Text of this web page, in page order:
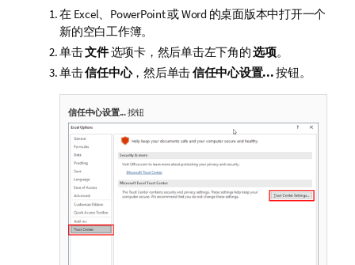
在 Excel PowerPoint或Word 的桌面版本中打开一个
新的空白工作簿。
单击文件选项卡，然后单击左下角的选项。
单击信任中心，然后单击信任中心设置...按钮。
信任中心设置...按钮